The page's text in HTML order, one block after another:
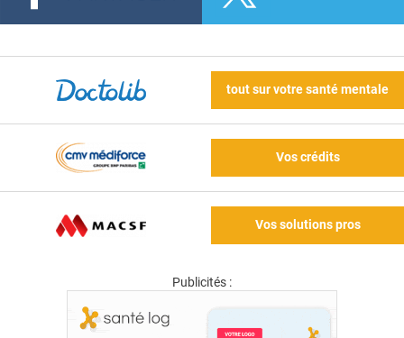
tout sur votre santé mentale
Vos crédits
Vos solutions pros
Publicités :